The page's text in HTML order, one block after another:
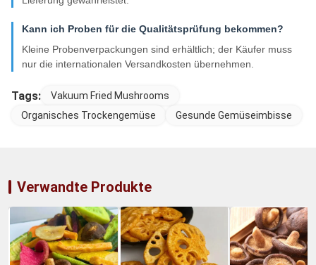
Kann ich Proben für die Qualitätsprüfung bekommen?
Kleine Probenverpackungen sind erhältlich; der Käufer muss
nur die internationalen Versandkosten übernehmen.
Tags:
Vakuum Fried Mushrooms
Organisches Trockengemüse
Gesunde Gemüseimbisse
Verwandte Produkte